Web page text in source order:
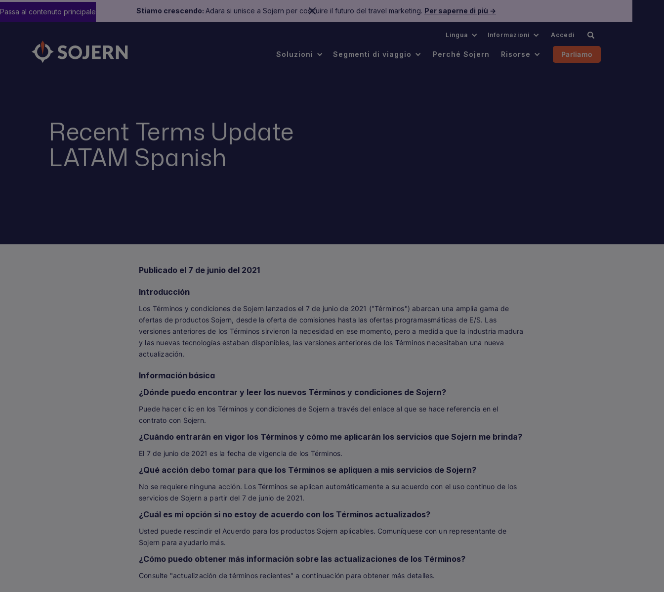
Stiamo crescendo: Adara si unisce a Sojern per costruire il futuro del travel marketing. Per saperne di più →
Passa al contenuto principale
Lingua Informazioni Accedi
Soluzioni Segmenti di viaggio Perché Sojern Risorse Parliamo
Recent Terms Update
LATAM Spanish
Publicado el 7 de junio del 2021
Introducción
Los Términos y condiciones de Sojern lanzados el 7 de junio de 2021 ("Términos") abarcan una amplia gama de
ofertas de productos Sojern, desde la oferta de comisiones hasta las ofertas programasmáticas de E/S. Las
versiones anteriores de los Términos sirvieron la necesidad en ese momento, pero a medida que la industria madura
y las nuevas tecnologías estaban disponibles, las versiones anteriores de los Términos necesitaban una nueva
actualización.
Información básica
¿Dónde puedo encontrar y leer los nuevos Términos y condiciones de Sojern?
Puede hacer clic en los Términos y condiciones de Sojern a través del enlace al que se hace referencia en el
contrato con Sojern.
¿Cuándo entrarán en vigor los Términos y cómo me aplicarán los servicios que Sojern me brinda?
El 7 de junio de 2021 es la fecha de vigencia de los Términos.
¿Qué acción debo tomar para que los Términos se apliquen a mis servicios de Sojern?
No se requiere ninguna acción. Los Términos se aplican automáticamente a su acuerdo con el uso continuo de los
servicios de Sojern a partir del 7 de junio de 2021.
¿Cuál es mi opción si no estoy de acuerdo con los Términos actualizados?
Usted puede rescindir el Acuerdo para los productos Sojern aplicables. Comuníquese con un representante de
Sojern para ayudarlo más.
¿Cómo puedo obtener más información sobre las actualizaciones de los Términos?
Consulte "actualización de términos recientes" a continuación para obtener más detalles.